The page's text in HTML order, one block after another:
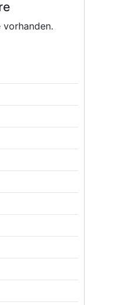
vorhanden.